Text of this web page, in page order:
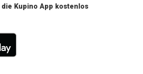
die Kupino App kostenlos